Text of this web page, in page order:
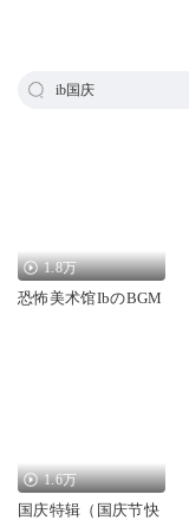
ib国庆
1.8万
恐怖美术馆IbのBGM
1.6万
国庆特辑（国庆节快